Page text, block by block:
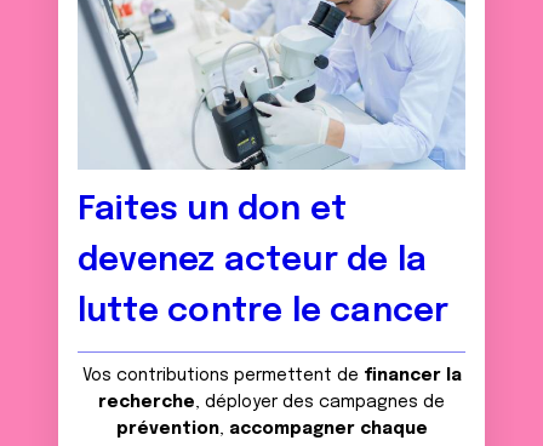
Faites un don et
devenez acteur de la
lutte contre le cancer
Vos contributions permettent de financer la
recherche, déployer des campagnes de
prévention, accompagner chaque